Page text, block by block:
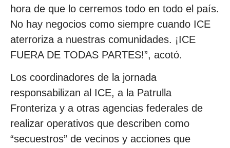
hora de que lo cerremos todo en todo el país.
No hay negocios como siempre cuando ICE
aterroriza a nuestras comunidades. ¡ICE
FUERA DE TODAS PARTES!”, acotó.
Los coordinadores de la jornada
responsabilizan al ICE, a la Patrulla
Fronteriza y a otras agencias federales de
realizar operativos que describen como
“secuestros” de vecinos y acciones que